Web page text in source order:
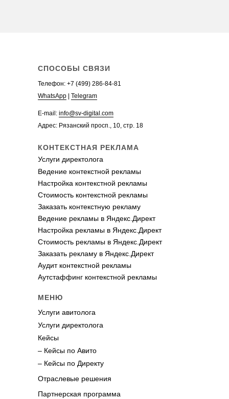
СПОСОБЫ СВЯЗИ
Телефон: +7 (499) 286-84-81
WhatsApp
Telegram
E-mail: info@sv-digital.com
Адрес: Рязанский просп., 10, стр. 18
Аутстаффинг контекстной рекламы
МЕНЮ
Кейсы
Отраслевые решения
Партнерская программа
Услуги авитолога
Услуги директолога
– Кейсы по Авито
– Кейсы по Директу
КОНТЕКСТНАЯ РЕКЛАМА
Настройка контекстной рекламы
Ведение рекламы в Яндекс.Директ
Стоимость рекламы в Яндекс.Директ
Настройка рекламы в Яндекс.Директ
Заказать рекламу в Яндекс.Директ
Аудит контекстной рекламы
Услуги директолога
Ведение контекстной рекламы
Стоимость контекстной рекламы
Заказать контекстную рекламу